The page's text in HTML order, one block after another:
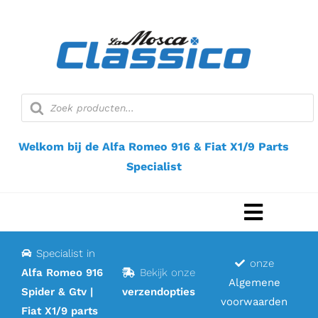
Producten
zoeken
Welkom bij de Alfa Romeo 916 & Fiat X1/9 Parts
Specialist
Webshop
Specialist in
Alfa Romeo 916
Spider & Gtv |
Fiat X1/9 parts
Bekijk onze
verzendopties
onze
Algemene
voorwaarden